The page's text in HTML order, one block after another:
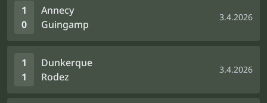
1
0
Annecy
Guingamp
3.4.2026
1
1
Dunkerque
Rodez
3.4.2026